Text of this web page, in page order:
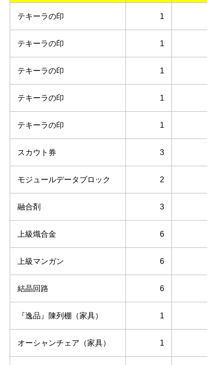
テキーラの印 1
テキーラの印 1
テキーラの印 1
テキーラの印 1
テキーラの印 1
スカウト券 3
モジュールデータブロック 2
融合剤 3
上級熾合金 6
上級マンガン 6
結晶回路 6
『逸品』陳列棚（家具） 1
オーシャンチェア（家具） 1